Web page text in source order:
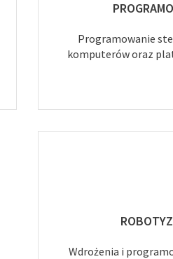
Programowanie
komputerów oraz
Wdrożenia i